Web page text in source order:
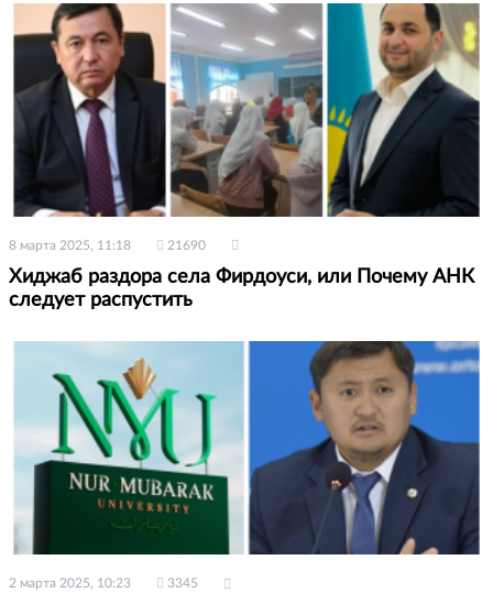
8 марта 2025, 11:18 21690
Хиджаб раздора села Фирдоуси, или Почему АНК
следует распустить
2 марта 2025, 10:23 3345